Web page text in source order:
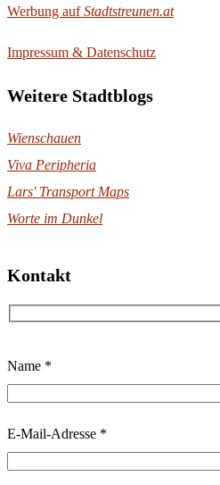
Werbung aufStadtstreunen.at
Impressum & Datenschutz
Weitere Stadtblogs
Wienschauen
Viva Peripheria
Lars' Transport Maps
Worte im Dunkel
Kontakt
t
t
e
Name *
E-Mail-Adresse *